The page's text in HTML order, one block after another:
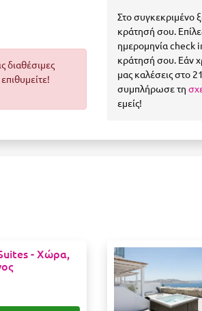
διαθέσιμες
Στο συγκεκριμένο
κράτησή σου.
ημερομηνία check
κράτησή σου. Εάν
μας καλέσεις στο
συμπλήρωσε τη
εμείς!
-Χώρα,